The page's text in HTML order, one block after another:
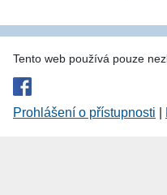
Tento web používá pouze
Prohlášení o přístupnosti